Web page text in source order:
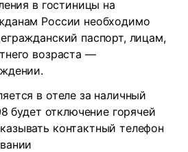
в гостиницы на
России необходимо
паспорт, лицам,
возраста —
в отеле за наличный
будет отключение горячей
контактный телефон